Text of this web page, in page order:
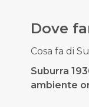
Dove
Cosa fa di
Suburra
ambiente